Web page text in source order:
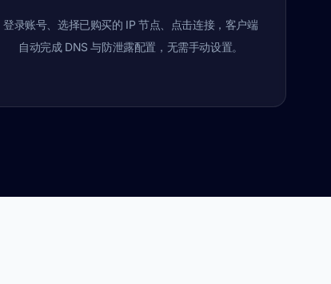
登录账号、选择已购买的 IP 节点、点击连接，客户端
自动完成 DNS 与防泄露配置，无需手动设置。